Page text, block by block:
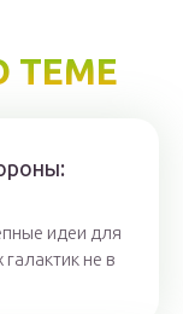
ТЕМЕ
идеи для
не в